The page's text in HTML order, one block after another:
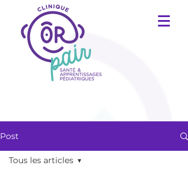
Post
Tous les articles